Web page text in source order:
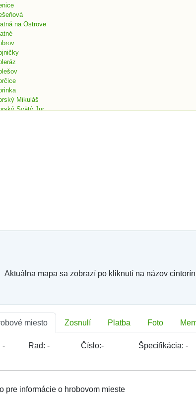
na Ostrove
Mikuláš
Svätý Jur
- Staré Mesto
okr. Košice
Aktuálna mapa sa zobrazí po kliknutí na názov
miesto Zosnulí Platba Foto
- Rad:- Číslo:- Špecifikácia:-
pre informácie o hrobovom mieste